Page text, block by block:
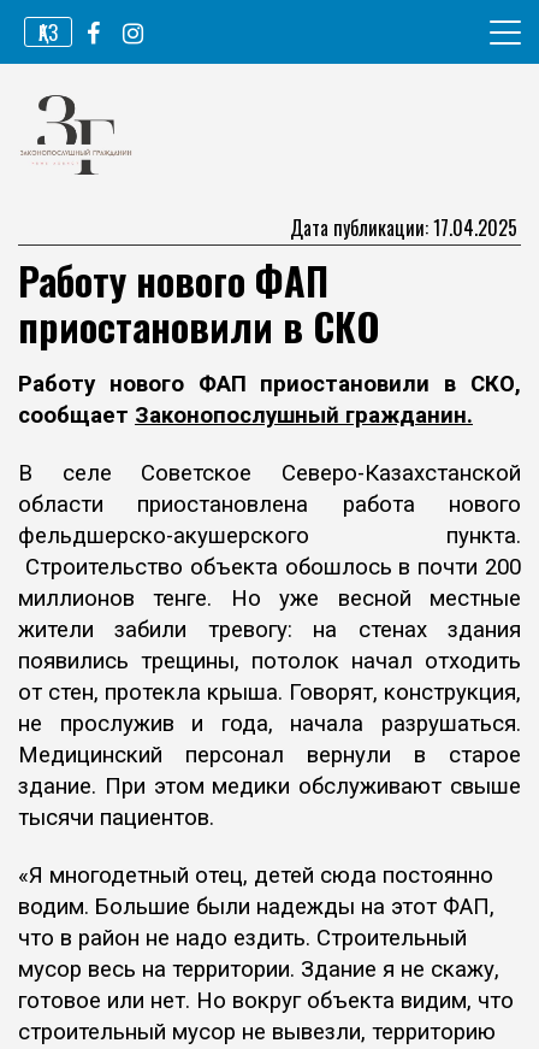
Перейти
содержимому
ҚАЗ
Законопослушный гражданин
Дата публикации: 17.04.2025
Работу нового ФАП
приостановили в СКО
Работу нового ФАП приостановили в СКО,
сообщает Законопослушный гражданин.
В селе Советское Северо-Казахстанской
области приостановлена работа нового
фельдшерско-акушерского пункта.
Строительство объекта обошлось в почти 200
миллионовтенге. Но уже весной местные
жители забили тревогу: на стенах здания
появились трещины, потолок начал отходить
от стен, протекла крыша. Говорят, конструкция,
не прослужив и года, начала разрушаться.
Медицинский персонал вернули в старое
здание. При этом медики обслуживают свыше
тысячи пациентов.
«Я многодетный отец, детей сюда постоянно
водим. Большие были надежды на этот ФАП,
что в район не надо ездить. Строительный
мусор весь на территории. Здание я не скажу,
готовое или нет. Но вокруг объекта видим, что
строительный мусор не вывезли, территорию